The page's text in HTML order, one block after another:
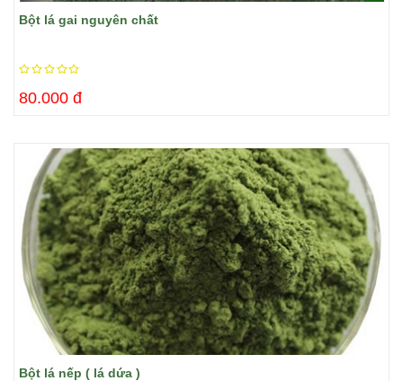
Bột lá gai nguyên chất
80.000 đ
Bột lá nếp ( lá dứa )